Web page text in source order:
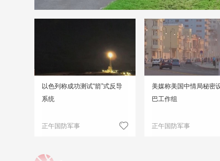
以色列称成功测试“箭”式反导
系统
正午国防军事
美媒称美国中情局秘密
巴工作组
正午国防军事